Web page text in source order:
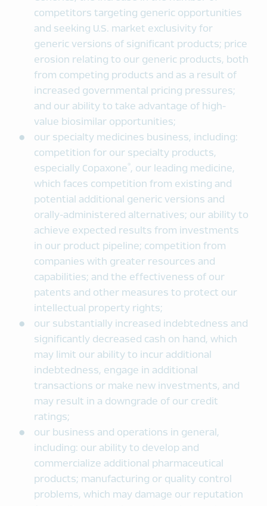
competitors targeting generic opportunities
and seeking U.S. market exclusivity for
generic versions of significant products; price
erosion relating to our generic products, both
from competing products and as a result of
increased governmental pricing pressures;
and our ability to take advantage of high-
value biosimilar opportunities;
our specialty medicines business, including:
competition for our specialty products,
especially Copaxone®, our leading medicine,
which faces competition from existing and
potential additional generic versions and
orally-administered alternatives; our ability to
achieve expected results from investments
in our product pipeline; competition from
companies with greater resources and
capabilities; and the effectiveness of our
patents and other measures to protect our
intellectual property rights;
our substantially increased indebtedness and
significantly decreased cash on hand, which
may limit our ability to incur additional
indebtedness, engage in additional
transactions or make new investments, and
may result in a downgrade of our credit
ratings;
our business and operations in general,
including: our ability to develop and
commercialize additional pharmaceutical
products; manufacturing or quality control
problems, which may damage our reputation